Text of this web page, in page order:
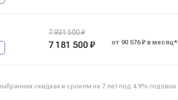
7 931 500 ₽
7 181 500 ₽ от 90 576 ₽ в месяц*
скидках и сроком на 7 лет под 4.9% годовых